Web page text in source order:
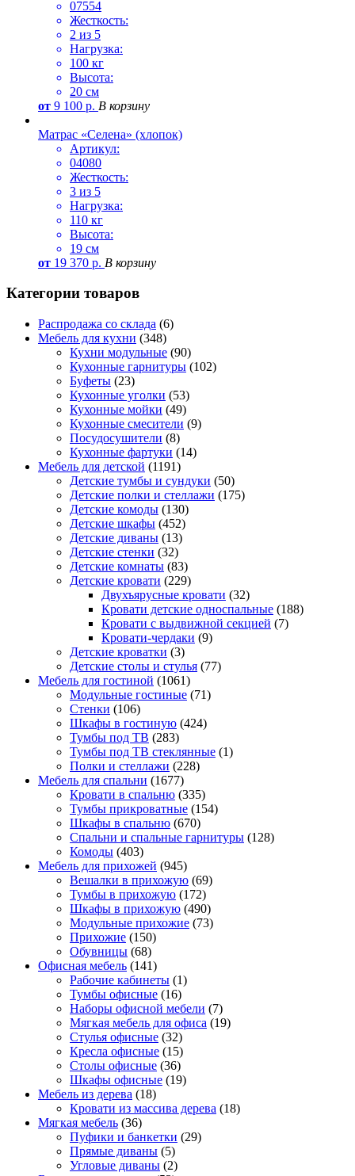
07554
Жесткость:
2 из 5
Нагрузка:
100 кг
Высота:
20 см
от 9 100 р. В корзину
Матрас «Селена» (хлопок)
Артикул:
04080
Жесткость:
3 из 5
Нагрузка:
110 кг
Высота:
19 см
от 19 370 р. В корзину
Категории товаров
Распродажа со склада (6)
Мебель для кухни (348)
Кухни модульные (90)
Кухонные гарнитуры (102)
Буфеты (23)
Кухонные уголки (53)
Кухонные мойки (49)
Кухонные смесители (9)
Посудосушители (8)
Кухонные фартуки (14)
Мебель для детской (1191)
Детские тумбы и сундуки (50)
Детские полки и стеллажи (175)
Детские комоды (130)
Детские шкафы (452)
Детские диваны (13)
Детские стенки (32)
Детские комнаты (83)
Детские кровати (229)
Двухъярусные кровати (32)
Кровати детские односпальные (188)
Кровати с выдвижной секцией (7)
Кровати-чердаки (9)
Детские кроватки (3)
Детские столы и стулья (77)
Мебель для гостиной (1061)
Модульные гостиные (71)
Стенки (106)
Шкафы в гостиную (424)
Тумбы под ТВ (283)
Тумбы под ТВ стеклянные (1)
Полки и стеллажи (228)
Мебель для спальни (1677)
Кровати в спальню (335)
Тумбы прикроватные (154)
Шкафы в спальню (670)
Спальни и спальные гарнитуры (128)
Комоды (403)
Мебель для прихожей (945)
Вешалки в прихожую (69)
Тумбы в прихожую (172)
Шкафы в прихожую (490)
Модульные прихожие (73)
Прихожие (150)
Обувницы (68)
Офисная мебель (141)
Рабочие кабинеты (1)
Тумбы офисные (16)
Наборы офисной мебели (7)
Мягкая мебель для офиса (19)
Стулья офисные (32)
Кресла офисные (15)
Столы офисные (36)
Шкафы офисные (19)
Мебель из дерева (18)
Кровати из массива дерева (18)
Мягкая мебель (36)
Пуфики и банкетки (29)
Прямые диваны (5)
Угловые диваны (2)